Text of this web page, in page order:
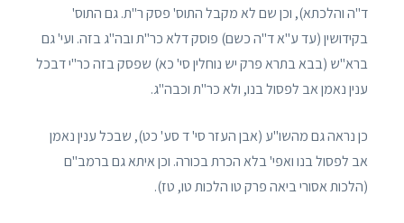
ד"ה והלכתא), וכן שם לא מקבל התוס' פסק ר"ת. גם התוס'
בקידושין (עד ע"א ד"ה כשם) פוסק דלא כר"ת ובה"ג בזה. ועי' גם
ברא"ש (בבא בתרא פרק יש נוחלין סי' כא) שפסק בזה כר"י דבכל
ענין נאמן אב לפסול בנו, ולא כר"ת וכבה"ג.
כן נראה גם מהשו"ע (אבן העזר סי' ד סע' כט), שבכל ענין נאמן
אב לפסול בנו ואפי' בלא הכרת בכורה. וכן איתא גם ברמב"ם
(הלכות אסורי ביאה פרק טו הלכות טו, טז).